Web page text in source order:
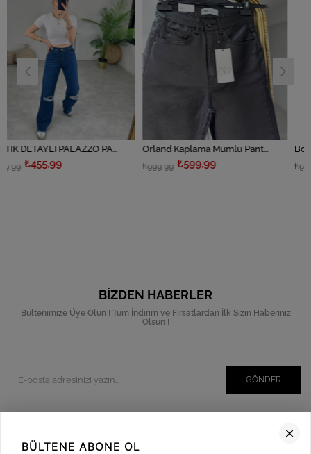
YIRTIK DETAYLI PALAZZO PANTOLON Orland Kaplama Mumlu Pantolon
₺599,99
Bordo Mumlu
₺599,99
BIZDEN HABERLER
Bültenimize Üye Olun ! Tüm İndirim ve Fırsatlardan İlk Sizin Haberiniz
Olsun !
GÖNDER
Kurumsal
BÜLTENE ABONE OL